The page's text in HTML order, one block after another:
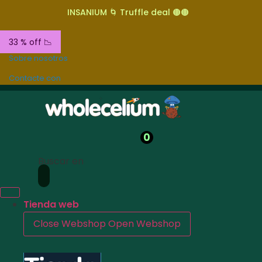
INSANIUM 🌀 Truffle deal 🟤🟤
33 % off 📉
Sobre nosotros
Contacte con
0
Buscar en
Tienda web
Close Webshop Open Webshop